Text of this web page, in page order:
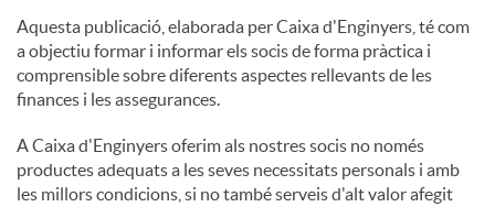
n
t
i
Aquesta publicació, elaborada per Caixa d'Enginyers, té com
a objectiu formar i informar els socis de forma pràctica i
comprensible sobre diferents aspectes rellevants de les
finances i les assegurances.
A Caixa d'Enginyers oferim als nostres socis no només
productes adequats a les seves necessitats personals i amb
les millors condicions, si no també serveis d'alt valor afegit